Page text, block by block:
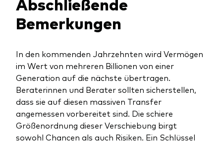
Bemerkungen
In den kommenden Jahrzehnten wird Vermögen
im Wert von mehreren Billionen von einer
Generation auf die nächste übertragen.
Beraterinnen und Berater sollten sicherstellen,
dass sie auf diesen massiven Transfer
angemessen vorbereitet sind. Die schiere
Größenordnung dieser Verschiebung birgt
sowohl Chancen als auch Risiken. Ein Schlüssel